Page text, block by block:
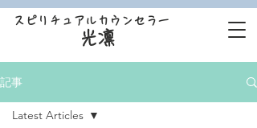
スピリチュアルカウンセラー
光凛
記事
Latest Articles